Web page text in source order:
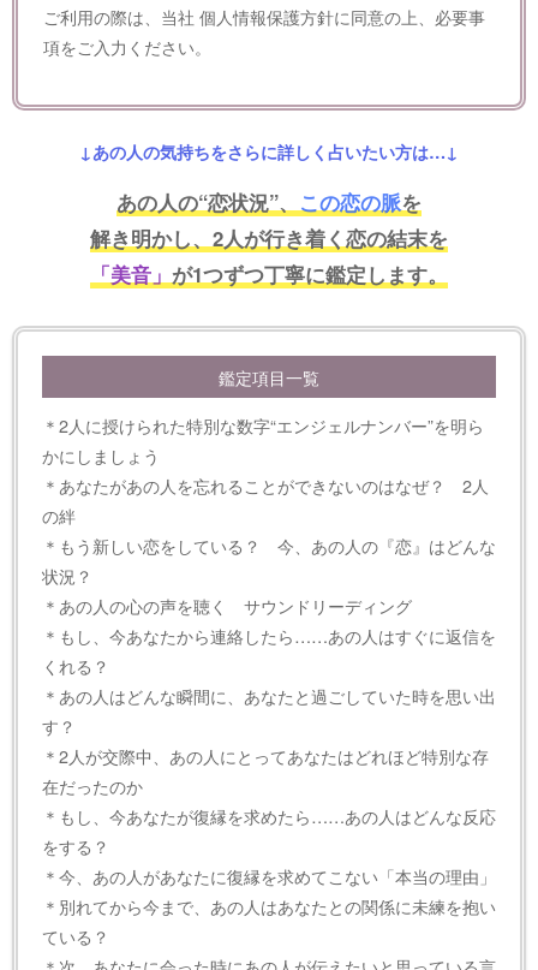
ご利用の際は、当社個人情報保護方針に同意の上、必要事
項をご入力ください。
↓あの人の気持ちをさらに詳しく占いたい方は…↓
あの人の“恋状況”、 この恋の脈を
解き明かし、2人が行き着く恋の結末を
「美音」 が1つずつ丁寧に鑑定します。
鑑定項目一覧
＊2人に授けられた特別な数字“エンジェルナンバー”を明ら
かにしましょう
＊あなたがあの人を忘れることができないのはなぜ？ 2人
の絆
＊もう新しい恋をしている？ 今、あの人の『恋』はどんな
状況？
＊あの人の心の声を聴く サウンドリーディング
＊もし、今あなたから連絡したら……あの人はすぐに返信を
くれる？
＊あの人はどんな瞬間に、あなたと過ごしていた時を思い出
す？
＊2人が交際中、あの人にとってあなたはどれほど特別な存
在だったのか
＊もし、今あなたが復縁を求めたら……あの人はどんな反応
をする？
＊今、あの人があなたに復縁を求めてこない「本当の理由」
＊別れてから今まで、あの人はあなたとの関係に未練を抱い
ている？